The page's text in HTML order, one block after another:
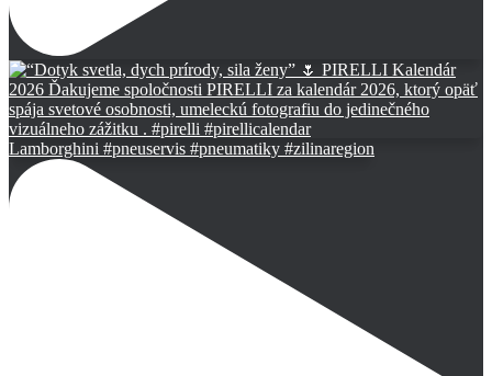
Lamborghini #pneuservis #pneumatiky #zilinaregion